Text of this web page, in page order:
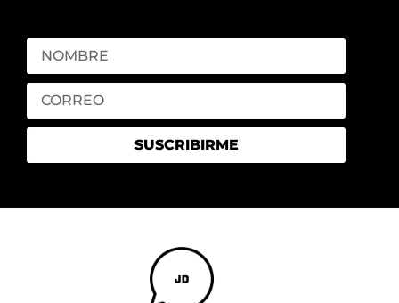
SUSCRIBIRME